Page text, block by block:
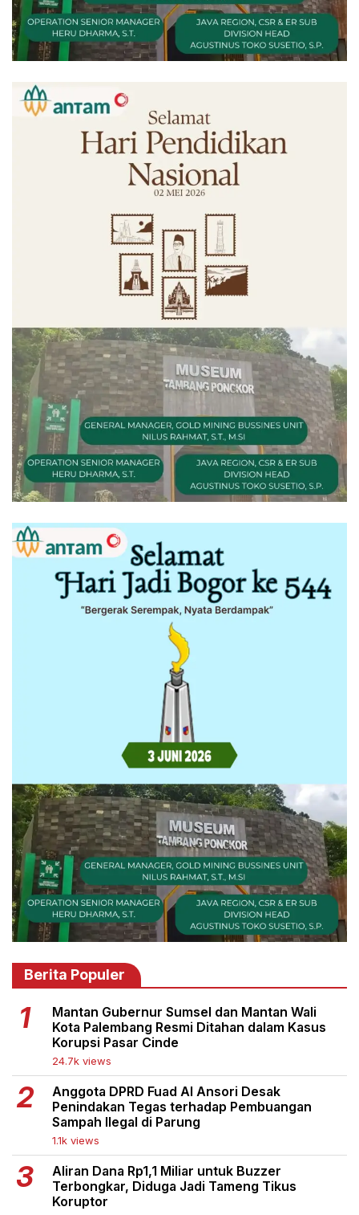
Berita Populer
Mantan Gubernur Sumsel dan Mantan Wali
Kota Palembang Resmi Ditahan dalam Kasus
Korupsi Pasar Cinde
24.7k views
Anggota DPRD Fuad Al Ansori Desak
Penindakan Tegas terhadap Pembuangan
Sampah Ilegal di Parung
1.1k views
Aliran Dana Rp1,1 Miliar untuk Buzzer
Terbongkar, Diduga Jadi Tameng Tikus
Koruptor